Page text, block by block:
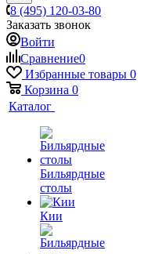
8 (495) 120-03-80
Заказать звонок
Войти
Сравнение0
Избранные товары 0
Корзина 0
Каталог
Бильярдные
столы
Кии